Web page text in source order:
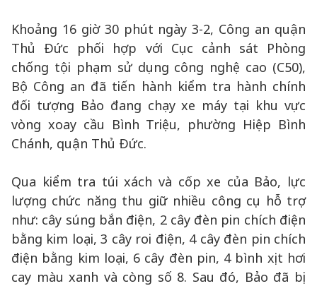
Khoảng 16 giờ 30 phút ngày 3-2, Công an quận
Thủ Đức phối hợp với Cục cảnh sát Phòng
chống tội phạm sử dụng công nghệ cao (C50),
Bộ Công an đã tiến hành kiểm tra hành chính
đối tượng Bảo đang chạy xe máy tại khu vực
vòng xoay cầu Bình Triệu, phường Hiệp Bình
Chánh, quận Thủ Đức.
Qua kiểm tra túi xách và cốp xe của Bảo, lực
lượng chức năng thu giữ nhiều công cụ hỗ trợ
như: cây súng bắn điện, 2 cây đèn pin chích điện
bằng kim loại, 3 cây roi điện, 4 cây đèn pin chích
điện bằng kim loại, 6 cây đèn pin, 4 bình xịt hơi
cay màu xanh và còng số 8. Sau đó, Bảo đã bị